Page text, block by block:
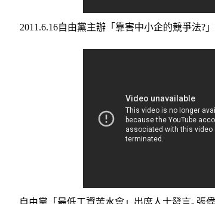
2011.6.16自由黨主辦「靠害中小企的競爭法?
自由黨「最低工資苦水會」出席人士發言- 張